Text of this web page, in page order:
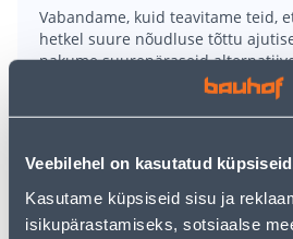
Veebilehel on kasutatud
Kasutame küpsiseid sisu ja
isikupärastamiseks, sotsiaalse
Vabandame, kuid teavitame teid,
hetkel suure nõudluse tõttu
pakume suurepäraseid
, mis võivad
kasutades meie võimsat
veelgi meelepärasemad valikuid.